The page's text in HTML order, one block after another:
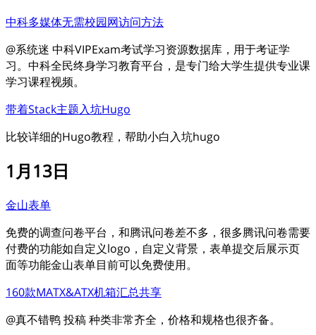
中科多媒体无需校园网访问方法
@系统迷 中科VIPExam考试学习资源数据库，用于考证学
习。中科全民终身学习教育平台，是专门给大学生提供专业课
学习课程视频。
带着Stack主题入坑Hugo
比较详细的Hugo教程，帮助小白入坑hugo
1月13日
金山表单
免费的调查问卷平台，和腾讯问卷差不多，很多腾讯问卷需要
付费的功能如自定义logo，自定义背景，表单提交后展示页
面等功能金山表单目前可以免费使用。
160款MATX&ATX机箱汇总共享
@真不错鸭 投稿 种类非常齐全，价格和规格也很齐备。